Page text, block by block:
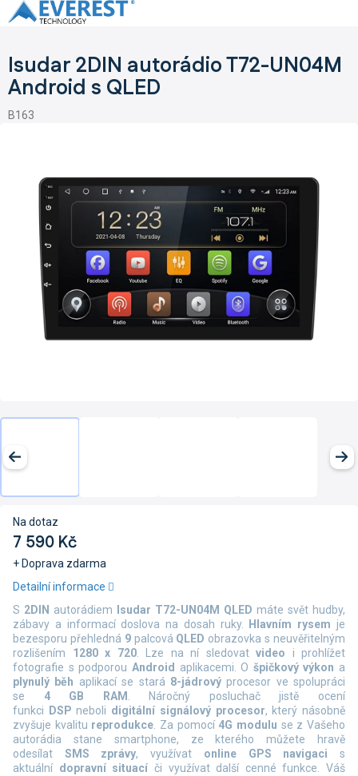
Přejít
na
Isudar 2DIN autorádio T72-UN04M
Android s QLED
B163
7 590 Kč
+ Doprava zdarma
Měrná
cena:
Na dotaz
S 2DIN autorádiem Isudar T72-UN04M QLED máte svět hudby,
zábavy a informací doslova na dosah ruky.
Hlavním rysem je
bezesporu přehledná 9palcová QLED obrazovka s neuvěřitelným
rozlišením 1280 x 720. Lze na ní sledovat video i prohlížet
fotografie s podporou Android aplikacemi. O špičkový výkon a
plynulý běh aplikací se stará 8-jádrovýprocesor ve spolupráci
se 4 GB RAM . Náročný posluchač jistě ocení
funkci
DSP neboli digitální signálový procesor, který násobně
zvyšuje kvalitu reprodukce. Za pomocí 4G modulu se z Vašeho
autorádia stane smartphone, ze kterého můžete hravě
odesílat SMS zprávy, využívat online GPS navigaci s
aktuální dopravní situací či využívat další cenné funkce. Váš
Detailní informace